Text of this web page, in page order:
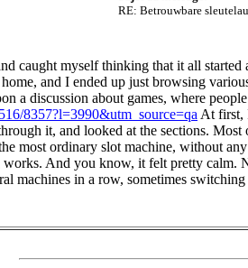
RE: Betrouwbare
caught myself thinking that it all
and I ended up just browsing
a discussion about games, where
8357?l=3990&utm_source=qa At first,
it, and looked at the sections.
most ordinary slot machine, without
And you know, it felt pretty calm.
machines in a row, sometimes